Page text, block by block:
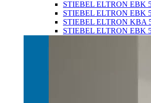
STIEBEL ELTRON EBK
STIEBEL ELTRON EBK
STIEBEL ELTRON KBA
STIEBEL ELTRON EBK